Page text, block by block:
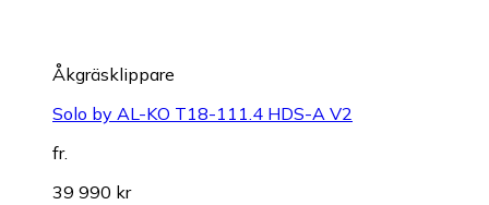
Åkgräsklippare
Solo by AL-KO T18-111.4 HDS-A V2
fr.
39 990 kr